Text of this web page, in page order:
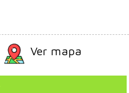
Ver mapa